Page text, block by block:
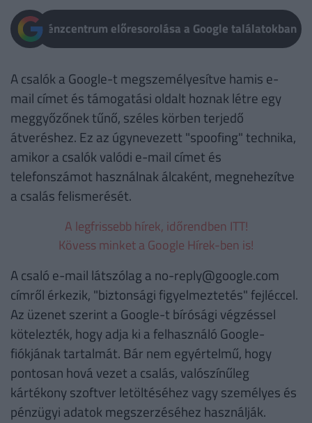
Pénzcentrum előresorolása a Google találatokban
A csalók a Google-t megszemélyesítve hamis e-
mail címet és támogatási oldalt hoznak létre egy
meggyőzőnek tűnő, széles körben terjedő
átveréshez. Ez az úgynevezett "spoofing" technika,
amikor a csalók valódi e-mail címet és
telefonszámot használnak álcaként, megnehezítve
a csalás felismerését.
A legfrissebb hírek, időrendben ITT!
Kövess minket a Google Hírek-ben is!
A csaló e-mail látszólag a no-reply@google.com
címről érkezik, "biztonsági figyelmeztetés" fejléccel.
Az üzenet szerint a Google-t bírósági végzéssel
kötelezték, hogy adja ki a felhasználó Google-
fiókjának tartalmát. Bár nem egyértelmű, hogy
pontosan hová vezet a csalás, valószínűleg
kártékony szoftver letöltéséhez vagy személyes és
pénzügyi adatok megszerzéséhez használják.